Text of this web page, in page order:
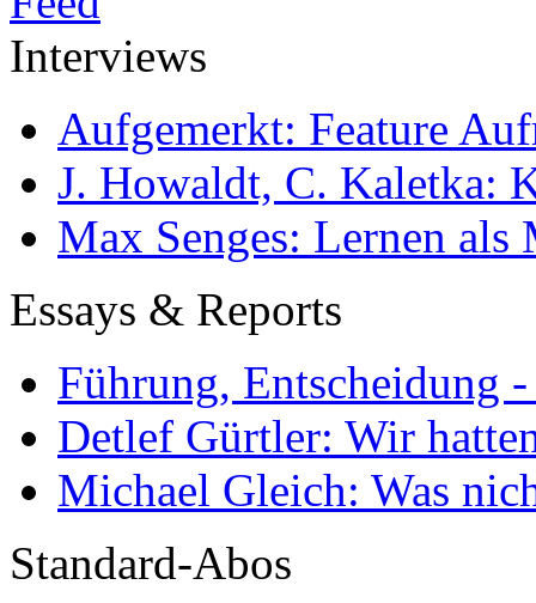
Interviews
Aufgemerkt: Feature
J. Howaldt, C. Kaletka:
Max Senges: Lernen als
Essays & Reports
Führung, Entscheidung
Detlef Gürtler: Wir
Michael Gleich: Was
Standard-Abos